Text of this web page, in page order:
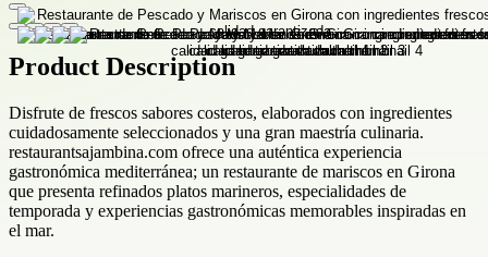
Product Description
Disfrute de frescos sabores costeros, elaborados con ingredientes
cuidadosamente seleccionados y una gran maestría culinaria.
restaurantsajambina.com ofrece una auténtica experiencia
gastronómica mediterránea; un restaurante de mariscos en Girona
que presenta refinados platos marineros, especialidades de
temporada y experiencias gastronómicas memorables inspiradas en
el mar.